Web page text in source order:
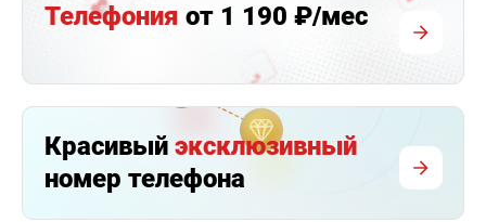
Телефония от 1 190 ₽/мес
Красивый эксклюзивный
номер телефона